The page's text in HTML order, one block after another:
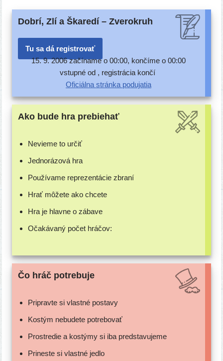
Dobrí, Zlí a Škaredí – Zverokruh
Tu sa dá registrovať
15. 9. 2006 začí­na­me o 00:00, kon­čí­me o 00:00
vstup­né od , regis­trá­cia končí
Oficiálna strán­ka podujatia
Ako bude hra prebiehať
Nevieme to určiť
Jednorázová hra
Používame repre­zen­tá­cie zbraní
Hrať môže­te ako chcete
Hra je hlav­ne o zábave
Očakávaný počet hráčov:
Čo hráč potrebuje
Pripravte si vlast­né postavy
Kostým nebu­de­te potrebovať
Prostredie a kos­tý­my si iba predstavujeme
Prineste si vlast­né jedlo